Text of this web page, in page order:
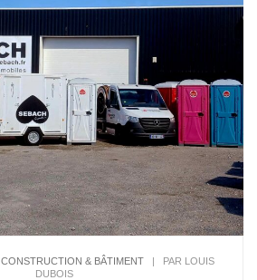
CONSTRUCTION & BÂTIMENT | PAR LOUIS
DUBOIS